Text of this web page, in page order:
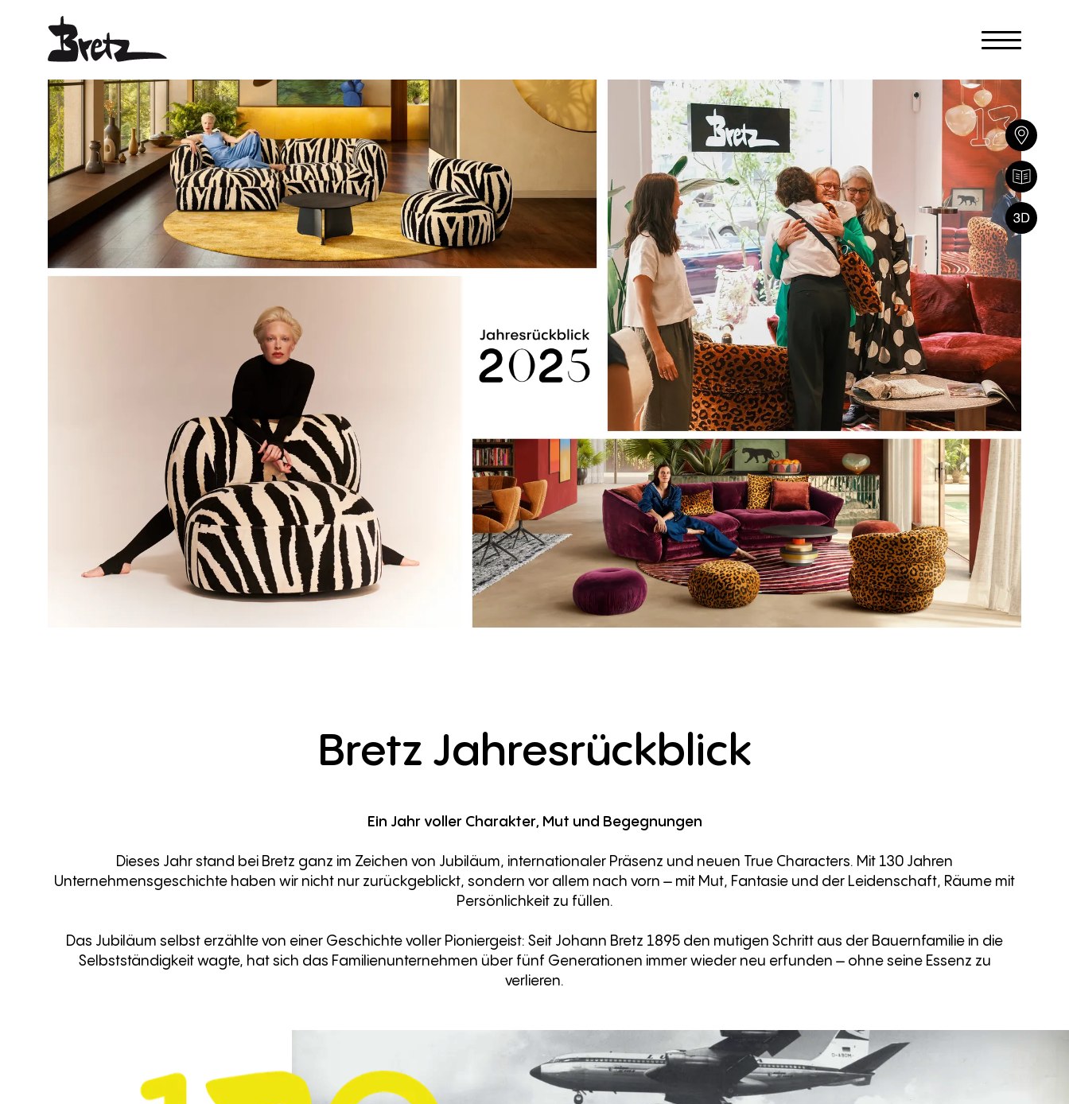
Bretz Jahresrückblick
Ein Jahr voller Charakter, Mut und Begegnungen
Dieses Jahr stand bei Bretz ganz im Zeichen von Jubiläum, internationaler Präsenz und neuen True Characters. Mit 130 Jahren
Unternehmensgeschichte haben wir nicht nur zurückgeblickt, sondern vor allem nach vorn – mit Mut, Fantasie und der Leidenschaft, Räume mit
Persönlichkeit zu füllen.
Das Jubiläum selbst erzählte von einer Geschichte voller Pioniergeist: Seit Johann Bretz 1895 den mutigen Schritt aus der Bauernfamilie in die
Selbstständigkeit wagte, hat sich das Familienunternehmen über fünf Generationen immer wieder neu erfunden – ohne seine Essenz zu
verlieren.